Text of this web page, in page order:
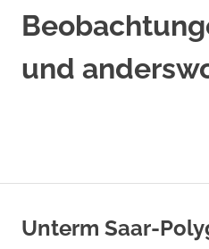
und
Unterm Saar-